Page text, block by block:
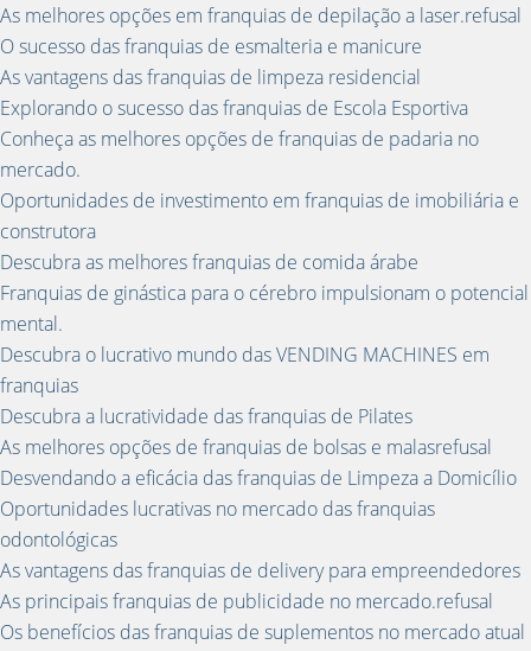
As melhores opções em franquias de depilação a laser.refusal
O sucesso das franquias de esmalteria e manicure
As vantagens das franquias de limpeza residencial
Explorando o sucesso das franquias de Escola Esportiva
Conheça as melhores opções de franquias de padaria no
mercado.
Oportunidades de investimento em franquias de imobiliária e
construtora
Descubra as melhores franquias de comida árabe
Franquias de ginástica para o cérebro impulsionam o potencial
mental.
Descubra o lucrativo mundo das VENDING MACHINES em
franquias
Descubra a lucratividade das franquias de Pilates
As melhores opções de franquias de bolsas e malasrefusal
Desvendando a eficácia das franquias de Limpeza a Domicílio
Oportunidades lucrativas no mercado das franquias
odontológicas
As vantagens das franquias de delivery para empreendedores
As principais franquias de publicidade no mercado.refusal
Os benefícios das franquias de suplementos no mercado atual